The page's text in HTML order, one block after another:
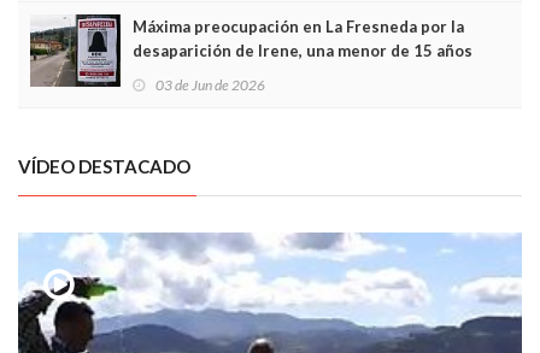
Máxima preocupación en La Fresneda por la
desaparición de Irene, una menor de 15 años
03 de Jun de 2026
VÍDEO DESTACADO